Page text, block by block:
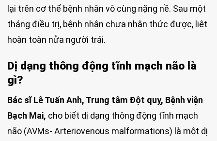
lại trên cơ thể bệnh nhân vô cùng nặng nề. Sau một
tháng điều trị, bệnh nhân chưa nhận thức được, liệt
hoàn toàn nửa người trái.
Dị dạng thông động tĩnh mạch não là
gì?
Bác sĩ Lê Tuấn Anh, Trung tâm Đột quỵ, Bệnh viện
Bạch Mai, cho biết dị dạng thông động tĩnh mạch
não (AVMs- Arteriovenous malformations) là một dị